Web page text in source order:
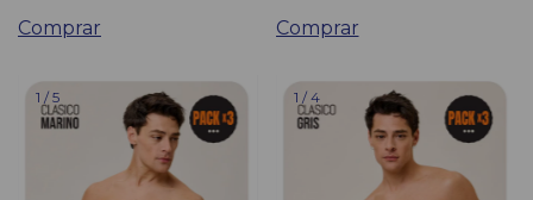
Comprar Comprar
1 / 5 1 / 4